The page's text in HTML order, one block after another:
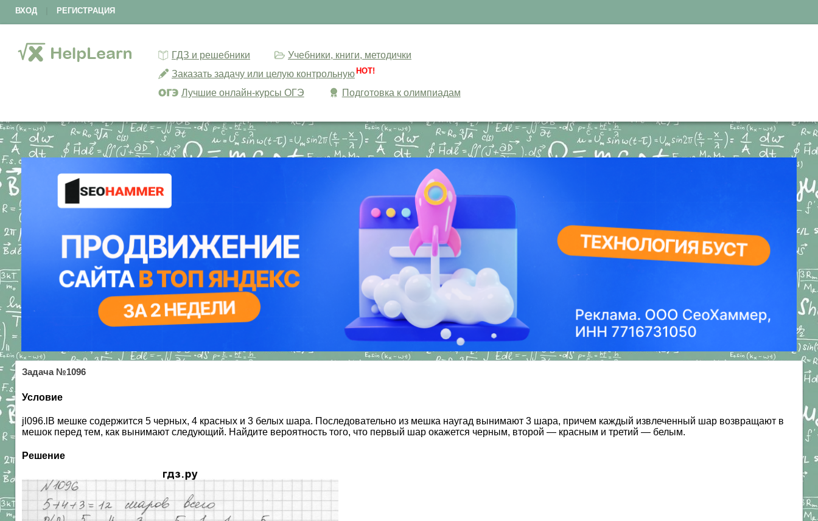
ВХОД РЕГИСТРАЦИЯ
ГДЗ и решебники
Учебники, книги, методички
Заказать задачу или целую контрольную HOT!
Лучшие онлайн-курсы ОГЭ Подготовка к олимпиадам
Задача №1096
Условие
jl096.lB мешке содержится 5 черных, 4 красных и 3 белых шара. Последовательно из мешка наугад вынимают 3 шара, причем каждый извлеченный шар возвращают в
мешок перед тем, как вынимают следующий. Найдите вероятность того, что первый шар окажется черным, второй — красным и третий — белым.
Решение